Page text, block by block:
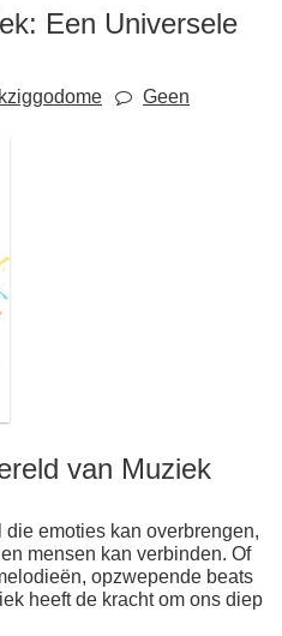
Een Universele
Geen
van Muziek
emoties kan overbrengen,
mensen kan verbinden. Of
opzwepende beats
heeft de kracht om ons diep